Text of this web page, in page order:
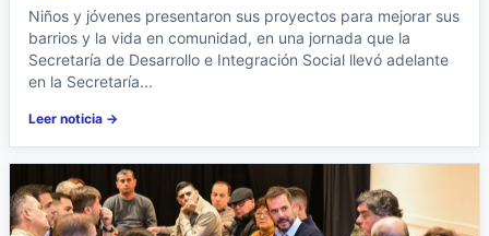
Niños y jóvenes presentaron sus proyectos para mejorar sus
barrios y la vida en comunidad, en una jornada que la
Secretaría de Desarrollo e Integración Social llevó adelante
en la Secretaría...
Leer noticia →